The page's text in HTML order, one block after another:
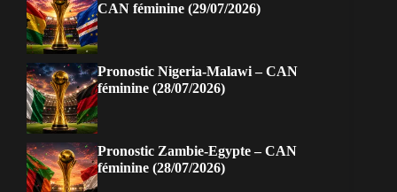
CAN féminine (29/07/2026)
Pronostic Nigeria-Malawi – CAN
féminine (28/07/2026)
Pronostic Zambie-Egypte – CAN
féminine (28/07/2026)